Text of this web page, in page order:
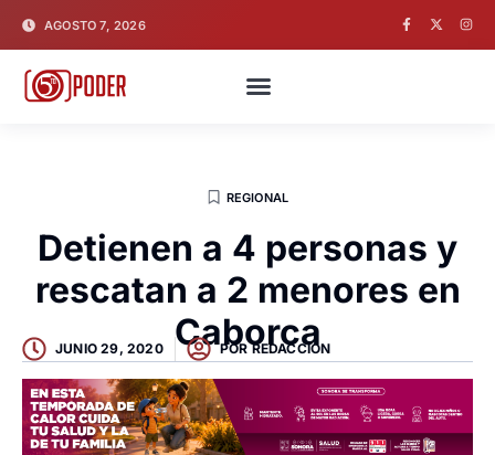
AGOSTO 7, 2026
REGIONAL
Detienen a 4 personas y
rescatan a 2 menores en
Caborca
JUNIO 29, 2020 PORREDACCION